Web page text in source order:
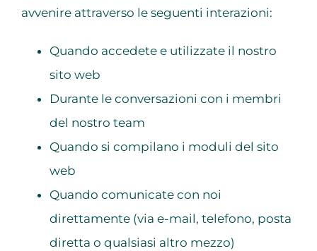
avvenire attraverso le seguenti interazioni:
Quando accedete e utilizzate il nostro
sito web
Durante le conversazioni con i membri
del nostro team
Quando si compilano i moduli del sito
web
Quando comunicate con noi
direttamente (via e-mail, telefono, posta
diretta o qualsiasi altro mezzo)